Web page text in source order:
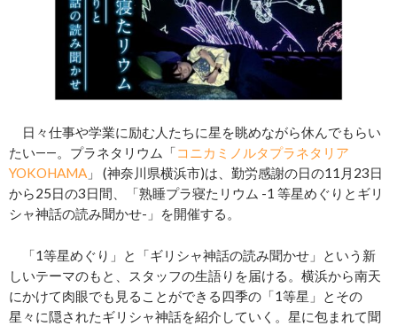
日々仕事や学業に励む人たちに星を眺めながら休んでもらい
たい――。プラネタリウム「コニカミノルタプラネタリア
YOKOHAMA 」 (神奈川県横浜市)は、勤労感謝の日の11月23日
から25日の3日間、「熟睡プラ寝たリウム -1 等星めぐりとギリ
シャ神話の読み聞かせ-」を開催する。
「1等星めぐり」と「ギリシャ神話の読み聞かせ」という新
しいテーマのもと、スタッフの生語りを届ける。横浜から南天
にかけて肉眼でも見ることができる四季の「1等星」とその
星々に隠されたギリシャ神話を紹介していく。星に包まれて聞